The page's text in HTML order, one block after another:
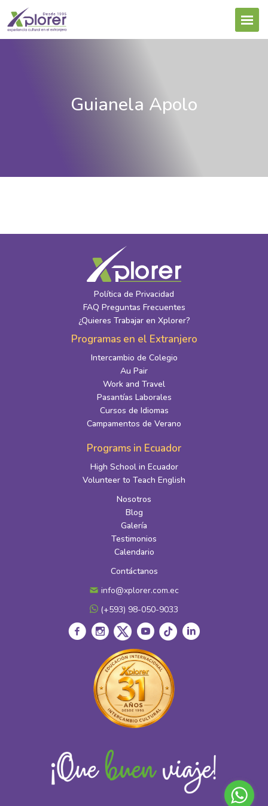
Guianela Apolo
Política de Privacidad
FAQ Preguntas Frecuentes
¿Quieres Trabajar en Xplorer?
Programas en el Extranjero
Intercambio de Colegio
Au Pair
Work and Travel
Pasantías Laborales
Cursos de Idiomas
Campamentos de Verano
Programs in Ecuador
High School in Ecuador
Volunteer to Teach English
Nosotros
Blog
Galería
Testimonios
Calendario
Contáctanos
info@xplorer.com.ec
(+593) 98-050-9033